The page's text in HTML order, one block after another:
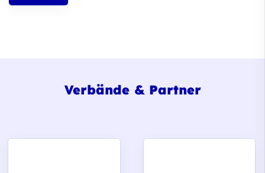
Verbände & Partner